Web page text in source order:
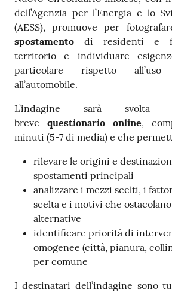
dell’Agenzia per l’Energia e lo
(AESS), promuove per
spostamento di residenti e
territorio e individuare
particolare rispetto
all’automobile.
L’indagine sarà svolta
breve questionario online,
minuti (5-7 di media) e che
rilevare le origini e
spostamenti principali
analizzare i mezzi scelti, i
scelta e i motivi che ostacolano
alternative
identificare priorità di
omogenee (città, pianura,
per comune
I destinatari dell’indagine sono